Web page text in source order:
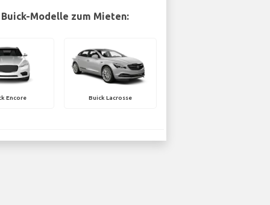
Modelle zum Mieten:
Encore Buick Lacrosse